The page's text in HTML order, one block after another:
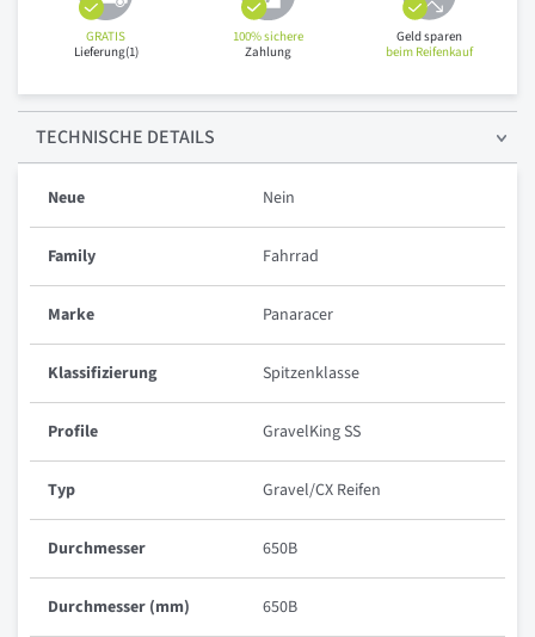
GRATIS
Lieferung(1)
100% sichere
Zahlung
Geld sparen
beim Reifenkauf
TECHNISCHE DETAILS
Neue Nein
Family Fahrrad
Marke Panaracer
Klassifizierung Spitzenklasse
Profile GravelKing SS
Typ Gravel/CX Reifen
Durchmesser 650B
Durchmesser (mm) 650B